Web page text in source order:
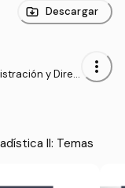
Descargar
y Direc
more_vert
II: Temas